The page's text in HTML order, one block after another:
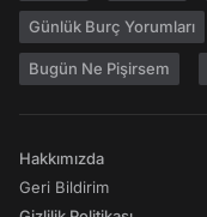
Günlük Burç Yorumları
Bugün Ne Pişirsem
Hakkımızda
Geri Bildirim